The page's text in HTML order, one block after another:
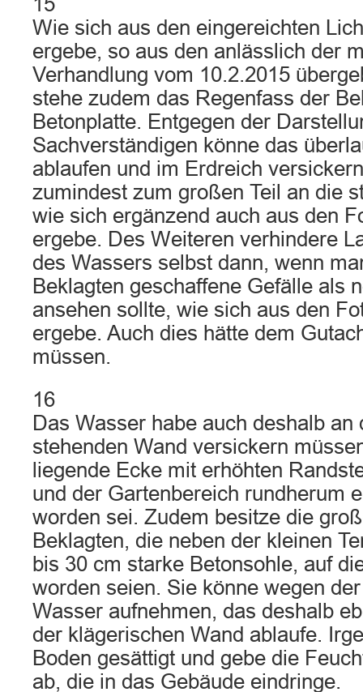
Wie sich aus den eingereichten
ergebe, so aus den anlässlich der
Verhandlung vom 10.2.2015
stehe zudem das Regenfass der
Betonplatte. Entgegen der
Sachverständigen könne das
ablaufen und im Erdreich
zumindest zum großen Teil an die
wie sich ergänzend auch aus den
ergebe. Des Weiteren verhindere
des Wassers selbst dann, wenn
Beklagten geschaffene Gefälle als
ansehen sollte, wie sich aus den
ergebe. Auch dies hätte dem
müssen.
16
Das Wasser habe auch deshalb an
stehenden Wand versickern
liegende Ecke mit erhöhten
und der Gartenbereich rundherum
worden sei. Zudem besitze die
Beklagten, die neben der kleinen
bis 30 cm starke Betonsohle, auf
worden seien. Sie könne wegen
Wasser aufnehmen, das deshalb
der klägerischen Wand ablaufe.
Boden gesättigt und gebe die
ab, die in das Gebäude eindringe.